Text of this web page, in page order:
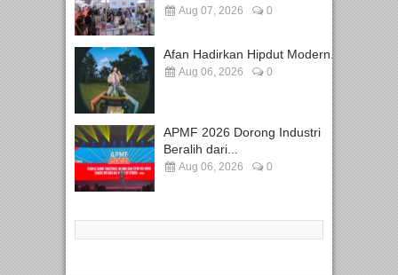
Aug 07, 2026 0
Afan Hadirkan Hipdut Modern...
Aug 06, 2026 0
APMF 2026 Dorong Industri
Beralih dari...
Aug 06, 2026 0